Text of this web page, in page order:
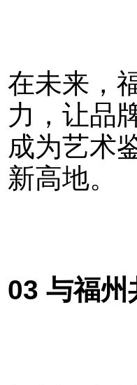
在未来，
力，让品
成为艺术
新高地。
03 与福州